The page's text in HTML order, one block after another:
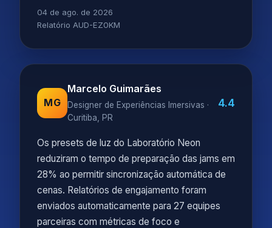
04 de ago. de 2026
Relatório AUD-EZ0KM
MG
Marcelo Guimarães
Designer de Experiências Imersivas ·
Curitiba, PR
4.4
Os presets de luz do Laboratório Neon
reduziram o tempo de preparação das jams em
28% ao permitir sincronização automática de
cenas. Relatórios de engajamento foram
enviados automaticamente para 27 equipes
parceiras com métricas de foco e